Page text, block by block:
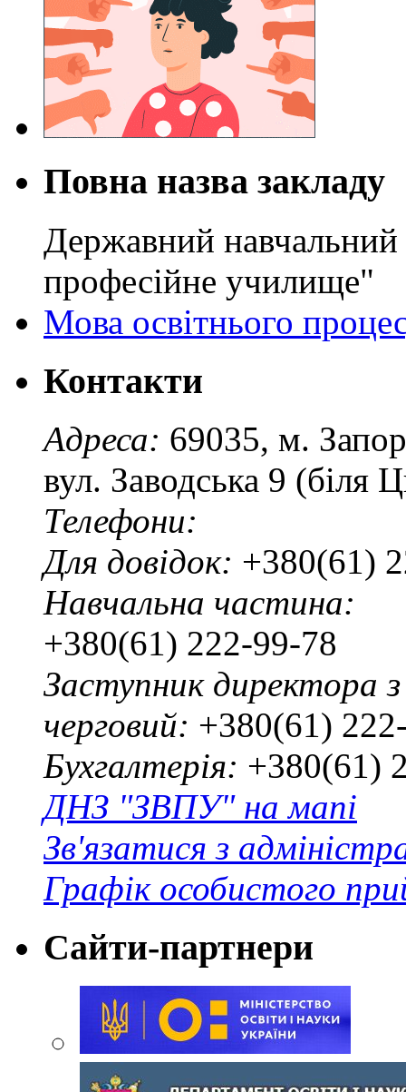
Повна назва закладу
Державний навчальний
професійне училище"
Мова освітнього
Контакти
Адреса: 69035, м.
вул. Заводська 9 (біля
Телефони:
Для довідок: +380(61)
Навчальна частина:
+380(61) 222-99-78
Заступник директора
черговий: +380(61)
Бухгалтерія: +380(61)
ДНЗ "ЗВПУ" на мапі
Зв'язатися з
Графік особистого
Сайти-партнери